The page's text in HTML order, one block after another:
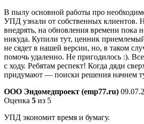
В пылу основной работы про
УПД узнали от собственных клиентов.
внедрять, на обновления времени пока
никуда. Купили тут, ценник
не сядет в нашей версии, но, в таком
помочь удаленно. Не пригодилось :).
с ходу. Ребятам респект! Когда дяди
придумают — поиски решения начнем
ООО Эндомедпроект (emp77.ru)
Оценка 5 из 5
УПД экономит время и бумагу.